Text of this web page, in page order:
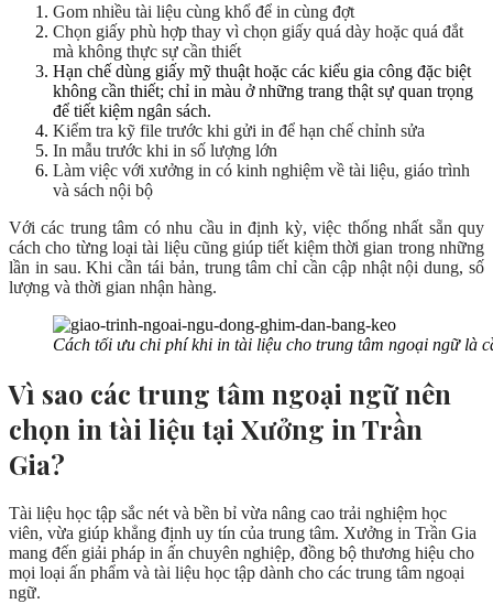
Gom nhiều tài liệu cùng khổ để in cùng đợt
Chọn giấy phù hợp thay vì chọn giấy quá dày hoặc quá đắt
mà không thực sự cần thiết
Hạn chế dùng giấy mỹ thuật hoặc các kiểu gia công đặc biệt
không cần thiết; chỉ in màu ở những trang thật sự quan trọng
để tiết kiệm ngân sách.
Kiểm tra kỹ file trước khi gửi in để hạn chế chỉnh sửa
In mẫu trước khi in số lượng lớn
Làm việc với xưởng in có kinh nghiệm về tài liệu, giáo trình
và sách nội bộ
Với các trung tâm có nhu cầu in định kỳ, việc thống nhất sẵn quy
cách cho từng loại tài liệu cũng giúp tiết kiệm thời gian trong những
lần in sau. Khi cần tái bản, trung tâm chỉ cần cập nhật nội dung, số
lượng và thời gian nhận hàng.
Cách tối ưu chi phí khi in tài liệu cho trung tâm ngoại ngữ là
Vì sao các trung tâm ngoại ngữ nên
chọn in tài liệu tại Xưởng in Trần
Gia?
Tài liệu học tập sắc nét và bền bỉ vừa nâng cao trải nghiệm học
viên, vừa giúp khẳng định uy tín của trung tâm. Xưởng in Trần Gia
mang đến giải pháp in ấn chuyên nghiệp, đồng bộ thương hiệu cho
mọi loại ấn phẩm và tài liệu học tập dành cho các trung tâm ngoại
ngữ.